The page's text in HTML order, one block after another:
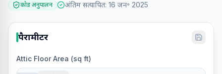
कोड अनुपालन अंतिम सत्यापित: 16 जन॰ 2025
पैरामीटर
Attic Floor Area (sq ft)